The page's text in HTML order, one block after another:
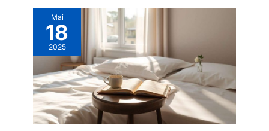
amateurs de cuisine. Les
Assiettes à dîner en
Porcelaine sont un
cadeau idéal pour
mariages ou
housewarming.
L'Assiette Rectangulaire,
alliant esthétique et
durabilité, séduit pour
son élégance
porcelaine durable, les
sont durables et sans
danger pour les micro-
ondes et les lave-
vaisselle. 100%
recyclable et sain pour
votre usage quotidien.
Cet ensemble d'assiettes
en céramique blanche a
Mai
18
2025